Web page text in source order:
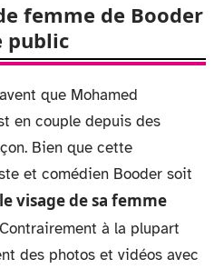
femme de Booder
public
que Mohamed
en couple depuis des
Bien que cette
et comédien Booder soit
visage de sa femme
Contrairement à la plupart
des photos et vidéos avec